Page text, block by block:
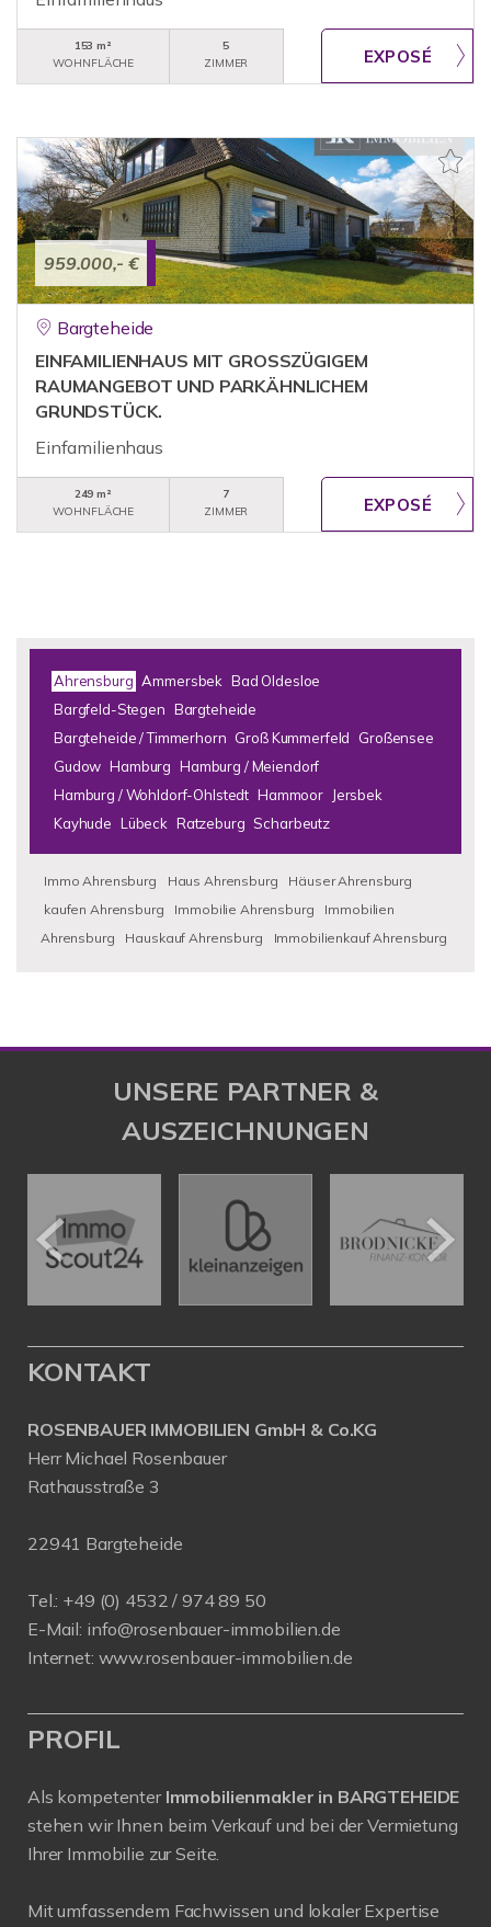
153 m²
WOHNFLÄCHE
5
ZIMMER
959.000,- €
Bargteheide
EINFAMILIENHAUS MIT GROSSZÜGIGEM
RAUMANGEBOT UND PARKÄHNLICHEM
GRUNDSTÜCK.
Einfamilienhaus
249 m²
WOHNFLÄCHE
7
ZIMMER
Ahrensburg Ammersbek Bad Oldesloe
Bargfeld-Stegen Bargteheide
Bargteheide / Timmerhorn Groß Kummerfeld
Großensee
Gudow Hamburg Hamburg / Meiendorf
Hamburg / Wohldorf-Ohlstedt Hammoor Jersbek
Kayhude Lübeck Ratzeburg Scharbeutz
Immo Ahrensburg Haus Ahrensburg
Häuser Ahrensburg
kaufen Ahrensburg
Immobilie Ahrensburg
Immobilien
Ahrensburg
Hauskauf Ahrensburg Immobilienkauf Ahrensburg
UNSERE PARTNER &
AUSZEICHNUNGEN
KONTAKT
ROSENBAUER IMMOBILIEN GmbH & Co.KG
Herr Michael Rosenbauer
Rathausstraße 3
22941 Bargteheide
Tel.: +49 (0) 4532 / 974 89 50
E-Mail: info@rosenbauer-immobilien.de
Internet: www.rosenbauer-immobilien.de
PROFIL
Als kompetenter Immobilienmakler in BARGTEHEIDE
stehen wir Ihnen beim Verkauf und bei der Vermietung
Ihrer Immobilie zur Seite.
Mit umfassendem Fachwissen und lokaler Expertise